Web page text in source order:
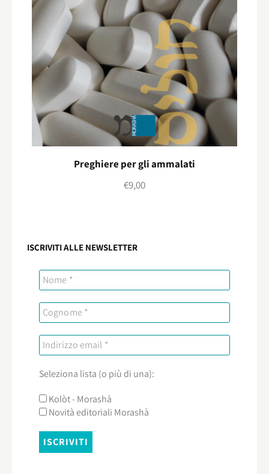
Preghiere per gli ammalati
€9,00
ISCRIVITI ALLE NEWSLETTER
Seleziona lista (o più di una):
Kolòt - Morashà
Novità editoriali Morashà